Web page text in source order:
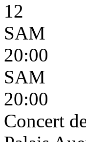
12
SAM
20:00
SAM
20:00
Concert